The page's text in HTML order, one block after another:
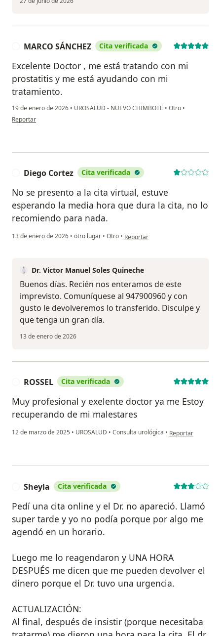
MARCO SÁNCHEZ Cita verificada
Excelente Doctor , me está tratando con mi
prostatitis y me está ayudando con mi
tratamiento.
19 de enero de 2026 • UROSALUD - NUEVO CHIMBOTE • Otro •
en opinión del usuario MARCO SÁNCHEZ
Reportar
Diego Cortez Cita verificada
No se presento a la cita virtual, estuve
esperando la media hora que dura la cita, no lo
recomiendo para nada.
13 de enero de 2026 • otro lugar • Otro • en opinión del usuario Diego
Reportar
Dr. Victor Manuel Soles Quineche
Buenos días. Recién nos enteramos de este
imprevisto. Comuníquese al 947900960 y con
gusto le devolveremos lo transferido. Disculpe y
que tenga un gran día.
13 de enero de 2026
ROSSEL Cita verificada
Muy profesional y exelente doctor ya me Estoy
recuperando de mi malestares
12 de marzo de 2025 • UROSALUD • Consulta urológica • en opinión del
Reportar
Sheyla Cita verificada
Pedí una cita online y el Dr. no apareció. Llamó
super tarde y yo no podía porque por algo me
agendó en un horario.
Luego me lo reagendaron y UNA HORA
DESPUÉS me dicen que me pueden devolver el
dinero porque el Dr. tuvo una urgencia.
ACTUALIZACIÓN:
Al final, después de insistir (porque necesitaba